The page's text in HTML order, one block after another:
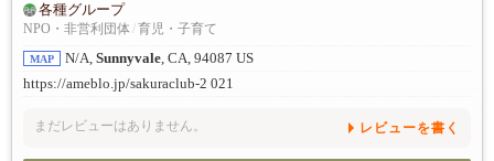
各種グループ
NPO・非営利団体 /育児・子育て
MAP N/A, Sunnyvale, CA, 94087 US
https://ameblo.jp/sakuraclub-2 021
まだレビューはありません。 レビューを書く